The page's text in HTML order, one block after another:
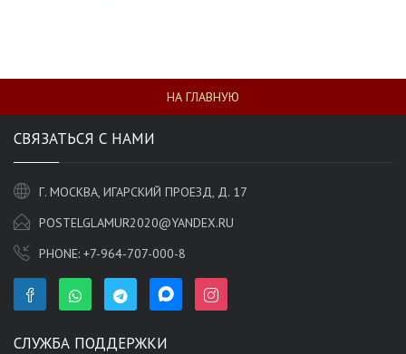
НА ГЛАВНУЮ
СВЯЗАТЬСЯ С НАМИ
Г. МОСКВА, ИГАРСКИЙ ПРОЕЗД, Д. 17
POSTELGLAMUR2020@YANDEX.RU
PHONE: +7-964-707-000-8
СЛУЖБА ПОДДЕРЖКИ